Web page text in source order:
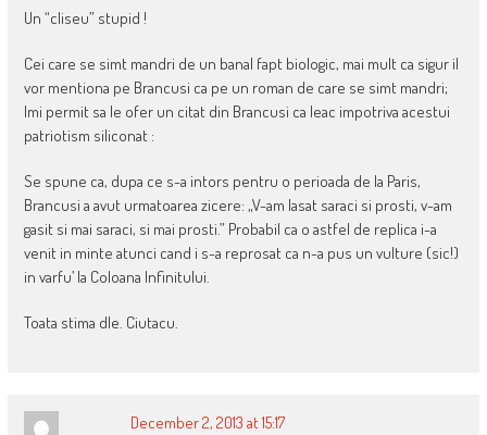
Un “cliseu” stupid !
Cei care se simt mandri de un banal fapt biologic, mai mult ca sigur il
vor mentiona pe Brancusi ca pe un roman de care se simt mandri;
Imi permit sa le ofer un citat din Brancusi ca leac impotriva acestui
patriotism siliconat :
Se spune ca, dupa ce s-a intors pentru o perioada de la Paris,
Brancusi a avut urmatoarea zicere: „V-am lasat saraci si prosti, v-am
gasit si mai saraci, si mai prosti.” Probabil ca o astfel de replica i-a
venit in minte atunci cand i s-a reprosat ca n-a pus un vulture (sic!)
in varfu’ la Coloana Infinitului.
Toata stima dle. Ciutacu.
December 2, 2013 at 15:17